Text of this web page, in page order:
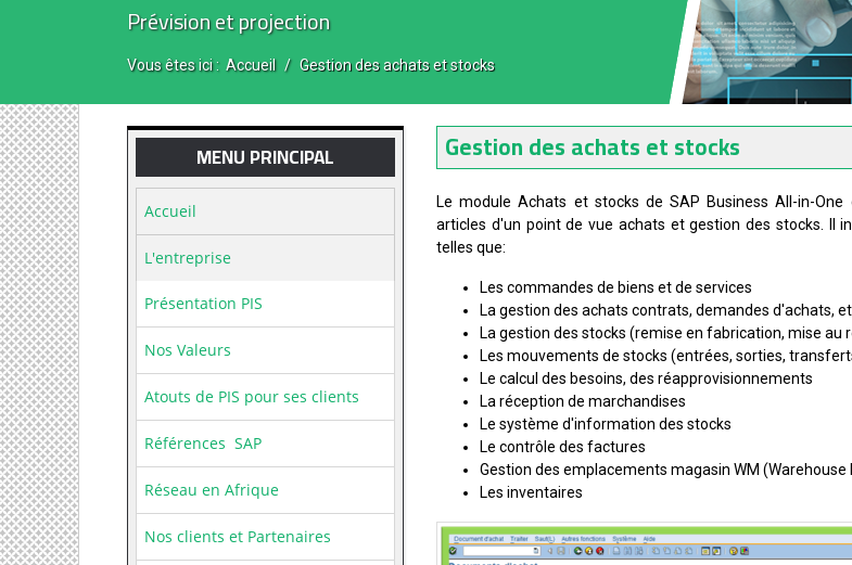
Prévision et projection
Vous êtes ici : Accueil Gestion des achats et stocks
MENU PRINCIPAL
Accueil
L'entreprise
Présentation PIS
Nos Valeurs
Atouts de PIS pour ses clients
Références SAP
Réseau en Afrique
Nos clients et Partenaires
Gestion des achats et stocks
Le module Achats et stocks de SAP Business All-in-One
articles d'un point de vue achats et gestion des stocks. Il
telles que:
Les commandes de biens et de services
La gestion des achats contrats, demandes d'achats,
La gestion des stocks (remise en fabrication, mise au
Les mouvements de stocks (entrées, sorties,
Le calcul des besoins, des réapprovisionnements
La réception de marchandises
Le système d'information des stocks
Le contrôle des factures
Gestion des emplacements magasin WM
Les inventaires